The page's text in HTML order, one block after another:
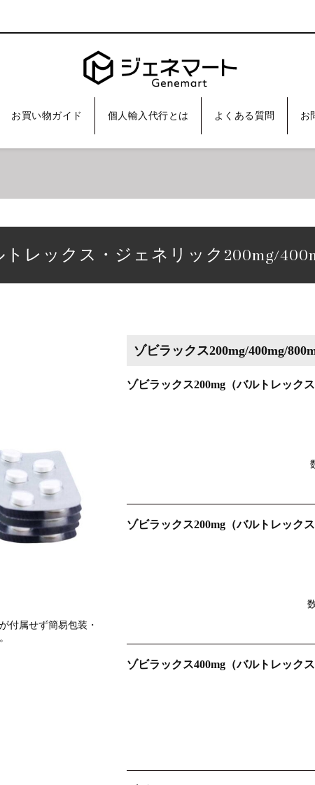
お買い物ガイド 個人輸入代行とは よくある質問 お
レックス・ジェネリック200mg/
付属せず簡易包装・
ゾビラックス200mg/400mg/
ゾビラックス200mg（バルトレック
ゾビラックス200mg（バルトレック
ゾビラックス400mg（バルトレック